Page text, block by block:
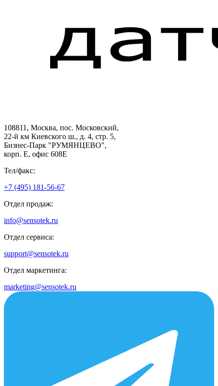
108811, Москва, пос. Московский,
22-й км Киевского ш., д. 4, стр. 5,
Бизнес-Парк "РУМЯНЦЕВО",
корп. Е, офис 608E
Тел/факс:
+7 (495) 181-56-67
Отдел продаж:
info@sensotek.ru
Отдел сервиса:
support@sensotek.ru
Отдел маркетинга:
marketing@sensotek.ru